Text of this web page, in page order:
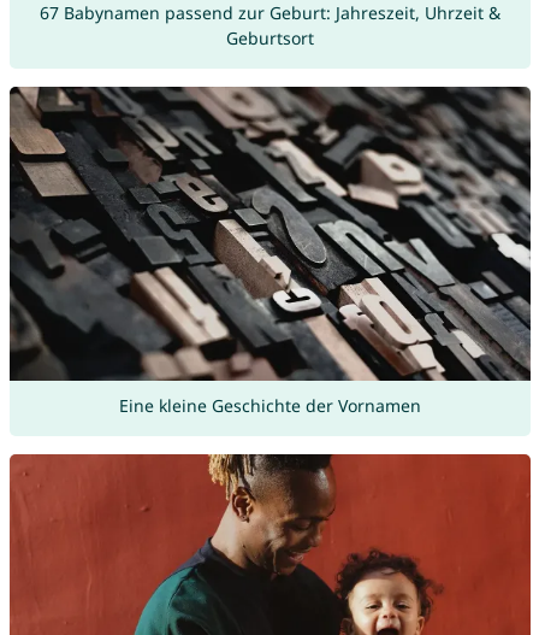
67 Babynamen passend zur Geburt: Jahreszeit, Uhrzeit &
Geburtsort
Eine kleine Geschichte der Vornamen